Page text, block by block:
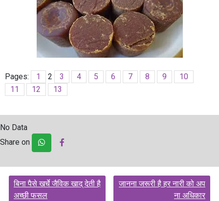
Pages: 1 2 3 4 5 6 7 8 9
10
11
12 13
No Data
Share on
Post
navigation
बिना पैसे खर्चे जैविक खाद् देती है
अच्छी फसल
जानना जरूरी है हर नारी को अप
ना अधिकार